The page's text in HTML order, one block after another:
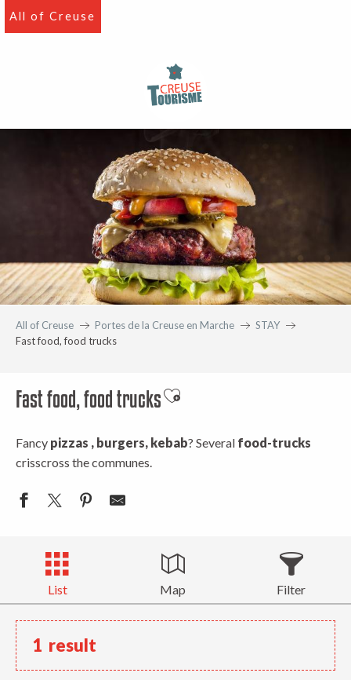
Aller
All of Creuse
All of Creuse Portes de la Creuse en Marche
STAY
Fast food, food trucks
Fast food, food trucksAjouter aux favoris
Fancy pizzas , burgers, kebab? Several food-trucks
crisscross the communes.
List Map Filter
1 result